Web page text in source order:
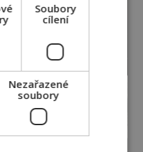
Soubory
cílení
Nezařazené
soubory